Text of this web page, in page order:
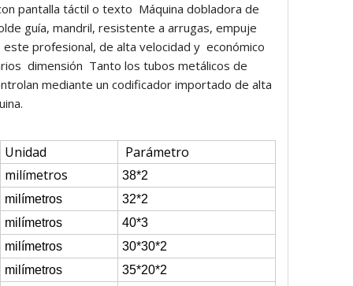
pantalla táctil o texto Máquina dobladora de
guía, mandril, resistente a arrugas, empuje
profesional, de alta velocidad y económico
dimensión Tanto los tubos metálicos de
mediante un codificador importado de alta
Unidad
Parámetro
milímetros
38*2
milímetros
32*2
milímetros
40*3
milímetros
30*30*2
milímetros
35*20*2